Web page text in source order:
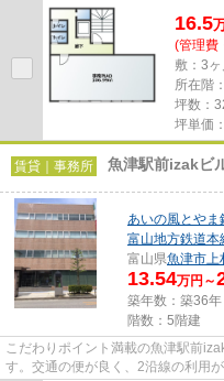
16.5
(管理費
敷：3
所在階
坪数：
坪単価：
賃貸｜事務所 魚津駅前izakビ
あいの風とやま
富山地方鉄道本
富山県魚津市上
13.54万円～
築年数：築36年
階数：5階建
こだわりポイント満載の魚津駅前
す。交通の便が良く、2沿線の利用